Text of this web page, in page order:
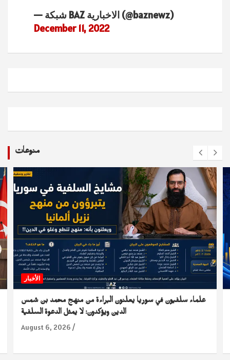
— شبكة BAZ الاخبارية (@baznewz)
December 11, 2022
منوعات
الأخبار
علماء سلفيون في سوريا يعلنون البراءة من منهج محمد بن شمس
الدين ويؤكدون: لا يمثل الدعوة السلفية
August 6, 2026